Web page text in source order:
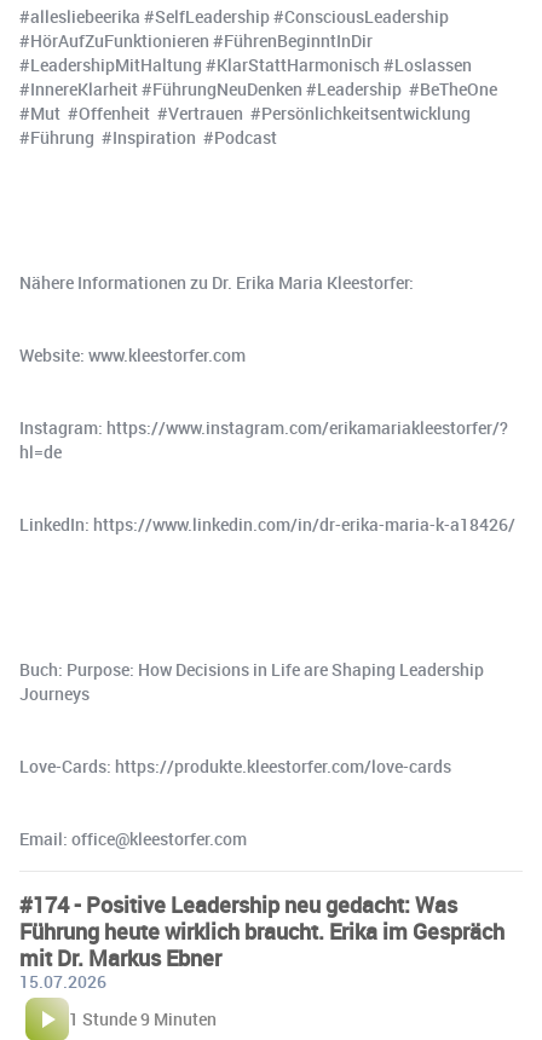
#allesliebeerika #SelfLeadership #ConsciousLeadership
#HörAufZuFunktionieren #FührenBeginntInDir
#LeadershipMitHaltung #KlarStattHarmonisch #Loslassen
#InnereKlarheit #FührungNeuDenken #Leadership #BeTheOne
#Mut #Offenheit #Vertrauen #Persönlichkeitsentwicklung
#Führung #Inspiration #Podcast
Nähere Informationen zu Dr. Erika Maria Kleestorfer:
Website: www.kleestorfer.com
Instagram: https://www.instagram.com/erikamariakleestorfer/?
hl=de
LinkedIn: https://www.linkedin.com/in/dr-erika-maria-k-a18426/
Buch: Purpose: How Decisions in Life are Shaping Leadership
Journeys
Love-Cards: https://produkte.kleestorfer.com/love-cards
Email: office@kleestorfer.com
#174 - Positive Leadership neu gedacht: Was
Führung heute wirklich braucht. Erika im Gespräch
mit Dr. Markus Ebner
15.07.2026
1 Stunde 9 Minuten